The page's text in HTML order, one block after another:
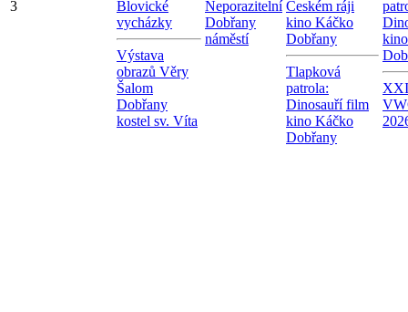
3
Blovické
vycházky
Výstava
obrazů Věry
Šalom
Dobřany
kostel sv. Víta
Neporazitelní
Dobřany
náměstí
Českém ráji
kino Káčko
Dobřany
Tlapková
patrola:
Dinosauří film
kino Káčko
Dobřany